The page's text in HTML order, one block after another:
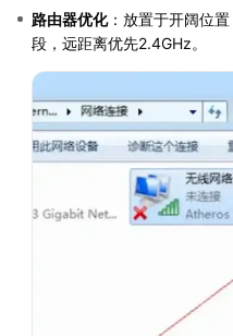
路由器优化：放置于开阔位
段，远距离优先2.4GHz。